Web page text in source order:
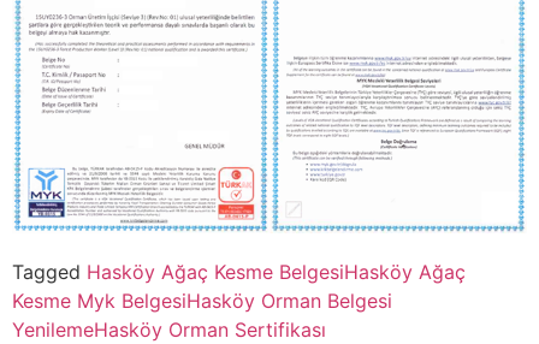
Tagged Hasköy Ağaç Kesme BelgesiHasköy Ağaç
Kesme Myk BelgesiHasköy Orman Belgesi
YenilemeHasköy Orman Sertifikası